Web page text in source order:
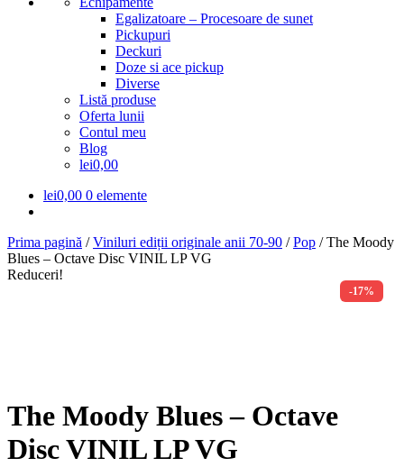
Egalizatoare – Procesoare de sunet
Pickupuri
Deckuri
Doze si ace pickup
Diverse
Listă produse
Oferta lunii
Contul meu
Blog
lei0,00
lei0,00 0 elemente
Prima pagină /Viniluri ediții originale anii 70-90 /Pop /The Moody
Blues – Octave Disc VINIL LP VG
-17%
Reduceri!
The Moody Blues – Octave
Disc VINIL LP VG